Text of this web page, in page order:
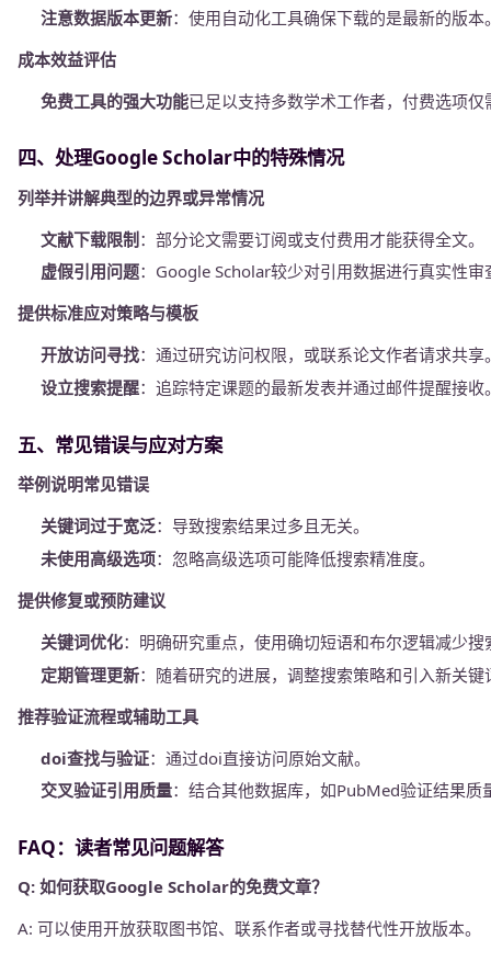
注意数据版本更新：使用自动化工具确保下载的是最新的版本
成本效益评估
免费工具的强大功能已足以支持多数学术工作者，付费选项
四、处理Google Scholar中的特殊情况
列举并讲解典型的边界或异常情况
文献下载限制：部分论文需要订阅或支付费用才能获得全文。
虚假引用问题：Google Scholar较少对引用数据进行真实性审
提供标准应对策略与模板
开放访问寻找：通过研究访问权限，或联系论文作者请求共享
设立搜索提醒：追踪特定课题的最新发表并通过邮件提醒接收
五、常见错误与应对方案
举例说明常见错误
关键词过于宽泛：导致搜索结果过多且无关。
未使用高级选项：忽略高级选项可能降低搜索精准度。
提供修复或预防建议
关键词优化：明确研究重点，使用确切短语和布尔逻辑减少搜
定期管理更新：随着研究的进展，调整搜索策略和引入新关键
推荐验证流程或辅助工具
doi查找与验证：通过doi直接访问原始文献。
交叉验证引用质量：结合其他数据库，如PubMed验证结果质
FAQ：读者常见问题解答
Q: 如何获取Google Scholar的免费文章？
A: 可以使用开放获取图书馆、联系作者或寻找替代性开放版本。